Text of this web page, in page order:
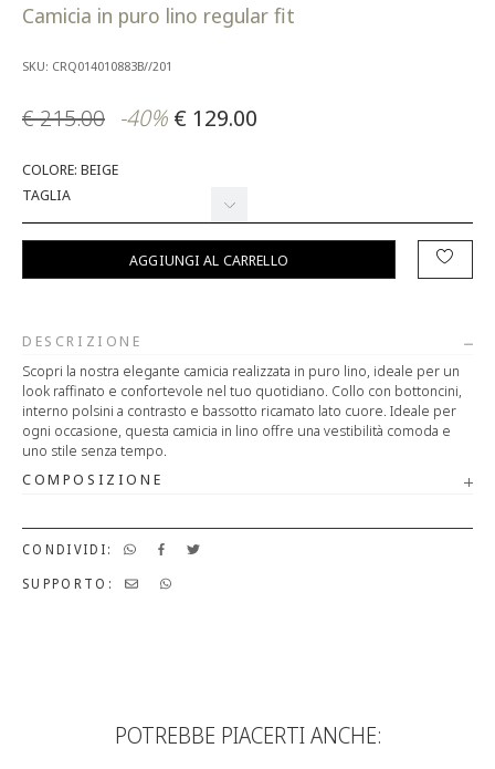
Camicia in puro lino regular fit
SKU: CRQ014010883B//201
€ 215.00 -40% € 129.00
COLORE: BEIGE
TAGLIA
AGGIUNGI AL CARRELLO
DESCRIZIONE
Scopri la nostra elegante camicia realizzata in puro lino, ideale per un
look raffinato e confortevole nel tuo quotidiano. Collo con bottoncini,
interno polsini a contrasto e bassotto ricamato lato cuore. Ideale per
ogni occasione, questa camicia in lino offre una vestibilità comoda e
uno stile senza tempo.
COMPOSIZIONE
CONDIVIDI:
SUPPORTO:
POTREBBE PIACERTI ANCHE: